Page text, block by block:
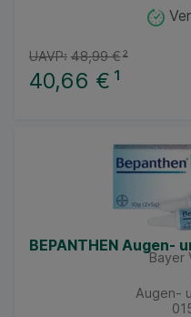
40,66 € ¹
UAVP: 48,99 €²
BEPANTHEN Augen-
Bayer
Augen-